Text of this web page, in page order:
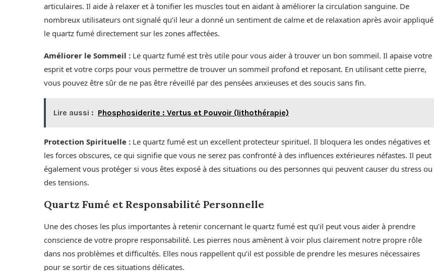
articulaires. Il aide à relaxer et à tonifier les muscles tout en aidant à améliorer la circulation sanguine. De
nombreux utilisateurs ont signalé qu’il leur a donné un sentiment de calme et de relaxation après avoir appliqué
le quartz fumé directement sur les zones affectées.
Améliorer le Sommeil : Le quartz fumé est très utile pour vous aider à trouver un bon sommeil. Il apaise votre
esprit et votre corps pour vous permettre de trouver un sommeil profond et reposant. En utilisant cette pierre,
vous pouvez être sûr de ne pas être réveillé par des pensées anxieuses et des soucis sans fin.
Lire aussi : Phosphosiderite : Vertus et Pouvoir (lithothérapie)
Protection Spirituelle : Le quartz fumé est un excellent protecteur spirituel. Il bloquera les ondes négatives et
les forces obscures, ce qui signifie que vous ne serez pas confronté à des influences extérieures néfastes. Il peut
également vous protéger si vous êtes exposé à des situations ou des personnes qui peuvent causer du stress ou
des tensions.
Quartz Fumé et Responsabilité Personnelle
Une des choses les plus importantes à retenir concernant le quartz fumé est qu’il peut vous aider à prendre
conscience de votre propre responsabilité. Les pierres nous amènent à voir plus clairement notre propre rôle
dans nos problèmes et difficultés. Elles nous rappellent qu’il est possible de prendre les mesures nécessaires
pour se sortir de ces situations délicates.